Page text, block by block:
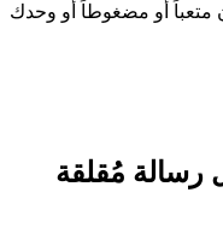
متعباً أو مضغوطاً أو وحدك